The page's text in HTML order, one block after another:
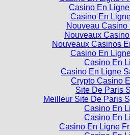
Casino En
Casino En
Nouveau Casino
Nouveaux
Nouveaux Casinos
Casino En
Casino En
Casino En Ligne
Crypto Casino
Site De Paris
Meilleur Site De Paris
Casino En
Casino En
Casino En Ligne